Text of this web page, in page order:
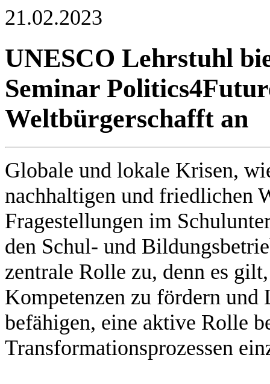
21.02.2023
UNESCO Lehrstuhl
Seminar
Weltbürgerschafft an
Globale und lokale Krisen,
nachhaltigen und friedlichen
Fragestellungen im
den Schul- und
zentrale Rolle zu, denn es
Kompetenzen zu fördern und
befähigen, eine aktive Rolle
Transformationsprozessen